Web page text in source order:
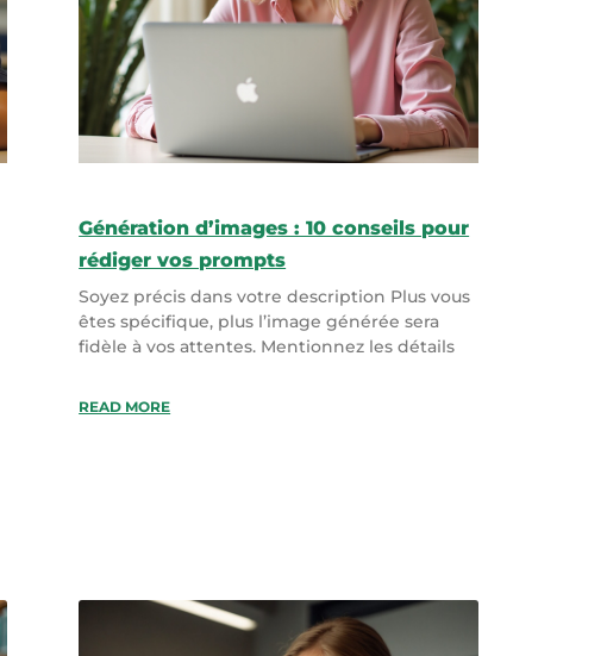
Génération d’images : 10 conseils pour
rédiger vos prompts
Soyez précis dans votre description Plus vous
êtes spécifique, plus l’image générée sera
fidèle à vos attentes. Mentionnez les détails
READ MORE